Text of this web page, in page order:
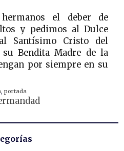
el deber de
y pedimos al Dulce
Santísimo Cristo del
Bendita Madre de la
por siempre en su
,portada